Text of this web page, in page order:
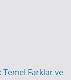
Farklar ve